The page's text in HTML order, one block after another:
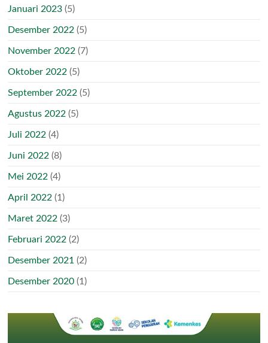
Januari 2023 (5)
Desember 2022 (5)
November 2022 (7)
Oktober 2022 (5)
September 2022 (5)
Agustus 2022 (5)
Juli 2022 (4)
Juni 2022 (8)
Mei 2022 (4)
April 2022 (1)
Maret 2022 (3)
Februari 2022 (2)
Desember 2021 (2)
Desember 2020 (1)